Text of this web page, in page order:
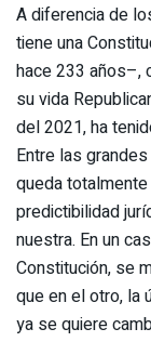
A diferencia de
tiene una
hace 233 años–,
su vida
del 2021, ha
Entre las
queda
predictibilidad
nuestra. En un
Constitución, se
que en el otro, la
ya se quiere